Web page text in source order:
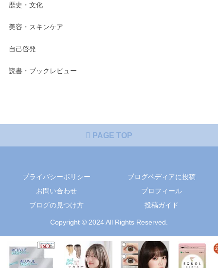
歴史・文化
美容・スキンケア
自己啓発
読書・ブックレビュー
PAGE TOP
プライバシーポリシー
ブログペディアに投稿
お問い合わせ
プロフィール
ブログの見つけ方
投稿ガイド
Copyright © 2024 All Rights Reserved.